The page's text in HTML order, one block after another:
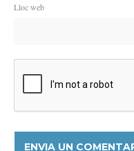
Lloc web